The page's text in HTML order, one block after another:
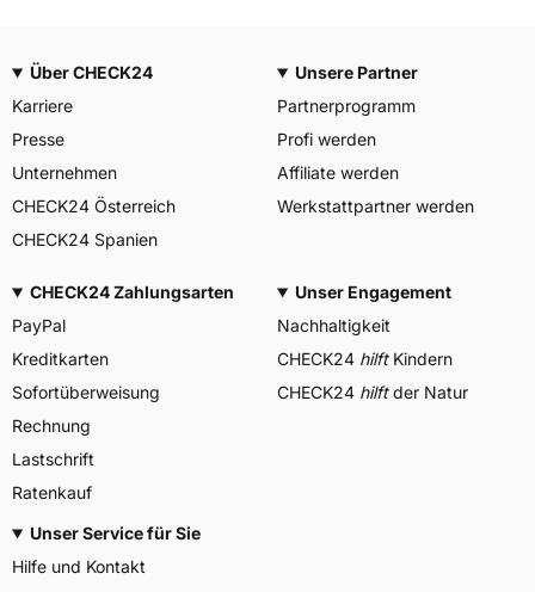
Über CHECK24
Karriere
Presse
Unternehmen
CHECK24 Österreich
CHECK24 Spanien
Unsere Partner
Partnerprogramm
Profi werden
Affiliate werden
Werkstattpartner werden
CHECK24 Zahlungsarten
PayPal
Kreditkarten
Sofortüberweisung
Rechnung
Lastschrift
Ratenkauf
Unser Engagement
Nachhaltigkeit
CHECK24 hilftKindern
CHECK24 hilftder Natur
Unser Service für Sie
Hilfe und Kontakt